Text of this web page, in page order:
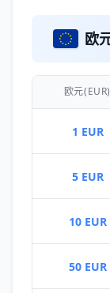
欧
欧元(EUR)
1 EUR
5 EUR
10 EUR
50 EUR